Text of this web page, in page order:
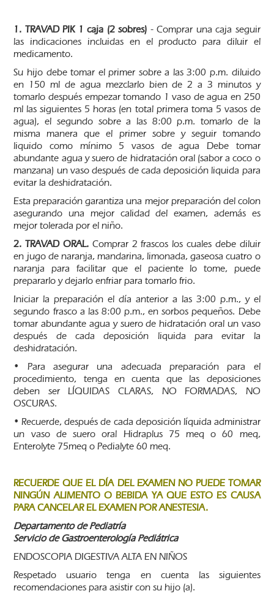
1. TRAVAD PIK 1 caja (2 sobres) - Comprar una caja seguir
las indicaciones incluidas en el producto para diluir el
medicamento.
Su hijo debe tomar el primer sobre a las 3:00 p.m. diluido
en 150 ml de agua mezclarlo bien de 2 a 3 minutos y
tomarlo después empezar tomando 1 vaso de agua en 250
ml las siguientes 5 horas (en total primera toma 5 vasos de
agua), el segundo sobre a las 8:00 p.m. tomarlo de la
misma manera que el primer sobre y seguir tomando
liquido como mínimo 5 vasos de agua Debe tomar
abundante agua y suero de hidratación oral (sabor a coco o
manzana) un vaso después de cada deposición liquida para
evitar la deshidratación.
Esta preparación garantiza una mejor preparación del colon
asegurando una mejor calidad del examen, además es
mejor tolerada por el niño.
2. TRAVAD ORAL. Comprar 2 frascos los cuales debe diluir
en jugo de naranja, mandarina, limonada, gaseosa cuatro o
naranja para facilitar que el paciente lo tome, puede
prepararlo y dejarlo enfriar para tomarlo frio.
Iniciar la preparación el día anterior a las 3:00 p.m., y el
segundo frasco a las 8:00 p.m., en sorbos pequeños. Debe
tomar abundante agua y suero de hidratación oral un vaso
después de cada deposición liquida para evitar la
deshidratación.
• Para asegurar una adecuada preparación para el
procedimiento, tenga en cuenta que las deposiciones
deben ser LÍQUIDAS CLARAS, NO FORMADAS, NO
OSCURAS.
• Recuerde, después de cada deposición líquida administrar
un vaso de suero oral Hidraplus 75 meq o 60 meq,
Enterolyte 75meq o Pedialyte 60 meq.
RECUERDE QUE EL DÍA DEL EXAMEN NO PUEDE TOMAR
NINGÚN ALIMENTO O BEBIDA YA QUE ESTO ES CAUSA
PARA CANCELAR EL EXAMEN POR ANESTESIA.
Departamento de Pediatría
Servicio de Gastroenterología Pediátrica
ENDOSCOPIA DIGESTIVA ALTA EN NIÑOS
Respetado usuario tenga en cuenta las siguientes
recomendaciones para asistir con su hijo (a).